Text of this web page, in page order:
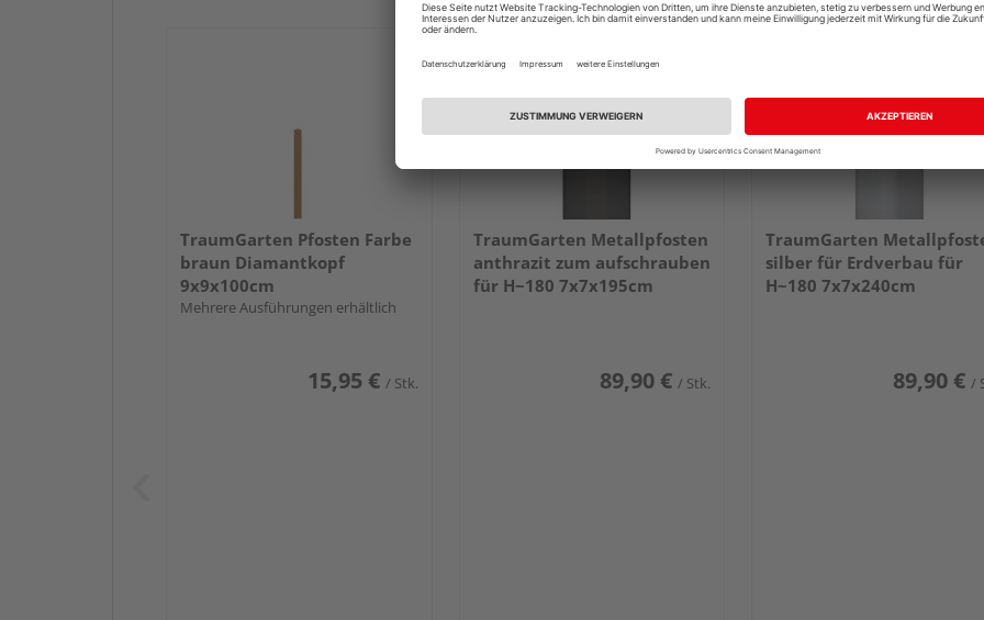
TraumGarten Pfosten Farbe
braun Diamantkopf
9x9x100cm
Mehrere Ausführungen erhältlich
15,95 € / Stk.
TraumGarten Metallpfosten
anthrazit zum aufschrauben
für H~180 7x7x195cm
89,90 € / Stk.
TraumGarten
silber für Erdverbau für
H~180 7x7x240cm
89,90 € /